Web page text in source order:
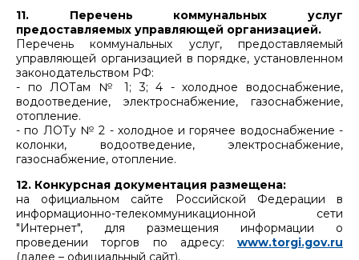
11. Перечень коммунальных услуг
предоставляемых управляющей организацией.
Перечень коммунальных услуг, предоставляемый
управляющей организацией в порядке, установленном
законодательством РФ:
- по ЛОТам № 1; 3; 4 - холодное водоснабжение,
водоотведение, электроснабжение, газоснабжение,
отопление.
- по ЛОТу № 2 - холодное и горячее водоснабжение -
колонки, водоотведение, электроснабжение,
газоснабжение, отопление.
12. Конкурсная документация размещена:
на официальном сайте Российской Федерации в
информационно-телекоммуникационной сети
"Интернет", для размещения информации о
проведении торгов по адресу:
www.torgi.gov.ru